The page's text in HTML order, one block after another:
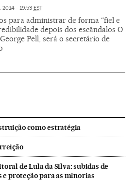
2014 - 19:53 EST
para administrar de forma “fiel e
depois dos escândalos O
Pell, será o secretário de
como estratégia
de Lula da Silva: subidas de
proteção para as minorias